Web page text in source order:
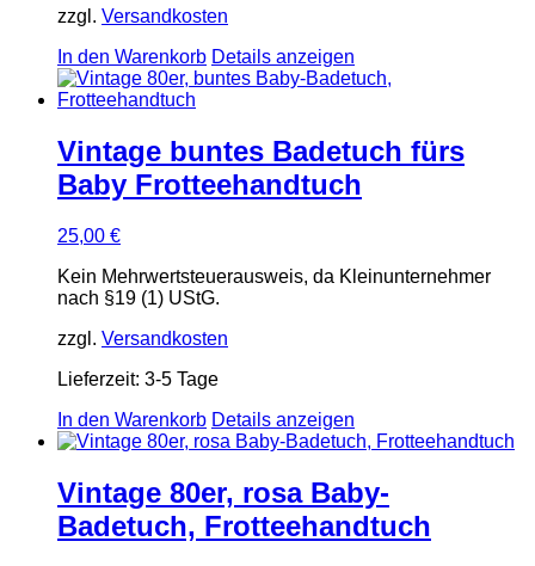
zzgl. Versandkosten
In den Warenkorb Details anzeigen
Vintage buntes Badetuch fürs
Baby Frotteehandtuch
25,00 €
Kein Mehrwertsteuerausweis, da Kleinunternehmer
nach §19 (1) UStG.
zzgl. Versandkosten
Lieferzeit: 3-5 Tage
In den Warenkorb Details anzeigen
Vintage 80er, rosa Baby-
Badetuch, Frotteehandtuch